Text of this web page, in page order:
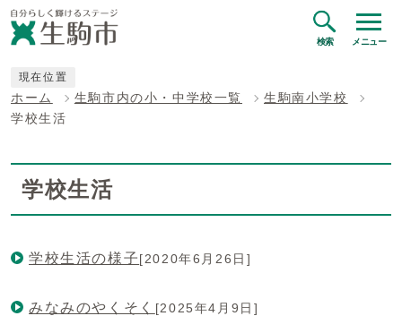
検索 メニュー
現在位置
ホーム 生駒市内の小・中学校一覧
生駒南小学校
学校生活
学校生活
学校生活の様子[2020年6月26日]
みなみのやくそく [2025年4月9日]